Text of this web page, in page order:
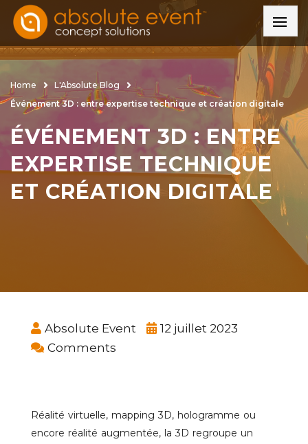
Home
L'Absolute Blog
Événement 3D : entre expertise technique et création digitale
ÉVÉNEMENT 3D : ENTRE
EXPERTISE TECHNIQUE
ET CRÉATION DIGITALE
Absolute Event
12 juillet 2023
Comments
Réalité virtuelle, mapping 3D, hologramme ou
encore réalité augmentée, la 3D regroupe un